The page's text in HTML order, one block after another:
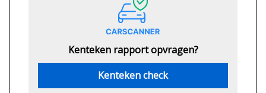
Kenteken rapport opvragen?
Kenteken check